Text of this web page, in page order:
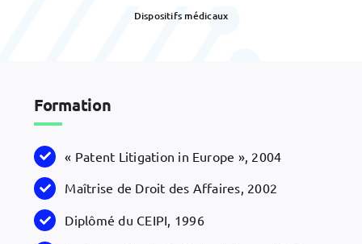
Dispositifs médicaux
Formation
« Patent Litigation in Europe », 2004
Maîtrise de Droit des Affaires, 2002
Diplômé du CEIPI, 1996